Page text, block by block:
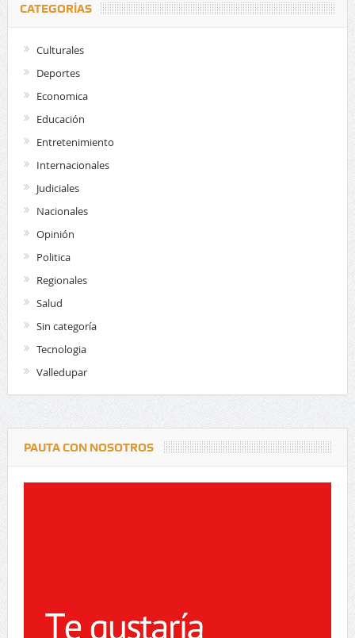
CATEGORÍAS
Culturales
Deportes
Economica
Educación
Entretenimiento
Internacionales
Judiciales
Nacionales
Opinión
Politica
Regionales
Salud
Sin categoría
Tecnologia
Valledupar
PAUTA CON NOSOTROS